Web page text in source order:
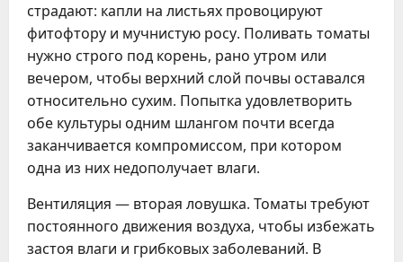
страдают: капли на листьях провоцируют
фитофтору и мучнистую росу. Поливать томаты
нужно строго под корень, рано утром или
вечером, чтобы верхний слой почвы оставался
относительно сухим. Попытка удовлетворить
обе культуры одним шлангом почти всегда
заканчивается компромиссом, при котором
одна из них недополучает влаги.
Вентиляция — вторая ловушка. Томаты требуют
постоянного движения воздуха, чтобы избежать
застоя влаги и грибковых заболеваний. В